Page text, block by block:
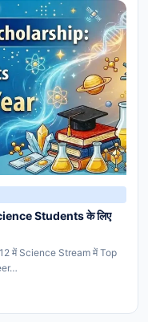
Students के लिए
में Science Stream में Top